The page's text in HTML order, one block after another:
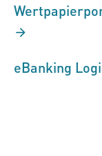
eBanking